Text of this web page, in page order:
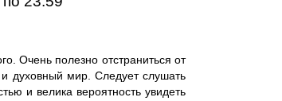
Очень полезно отстраниться от
духовный мир. Следует слушать
и велика вероятность увидеть